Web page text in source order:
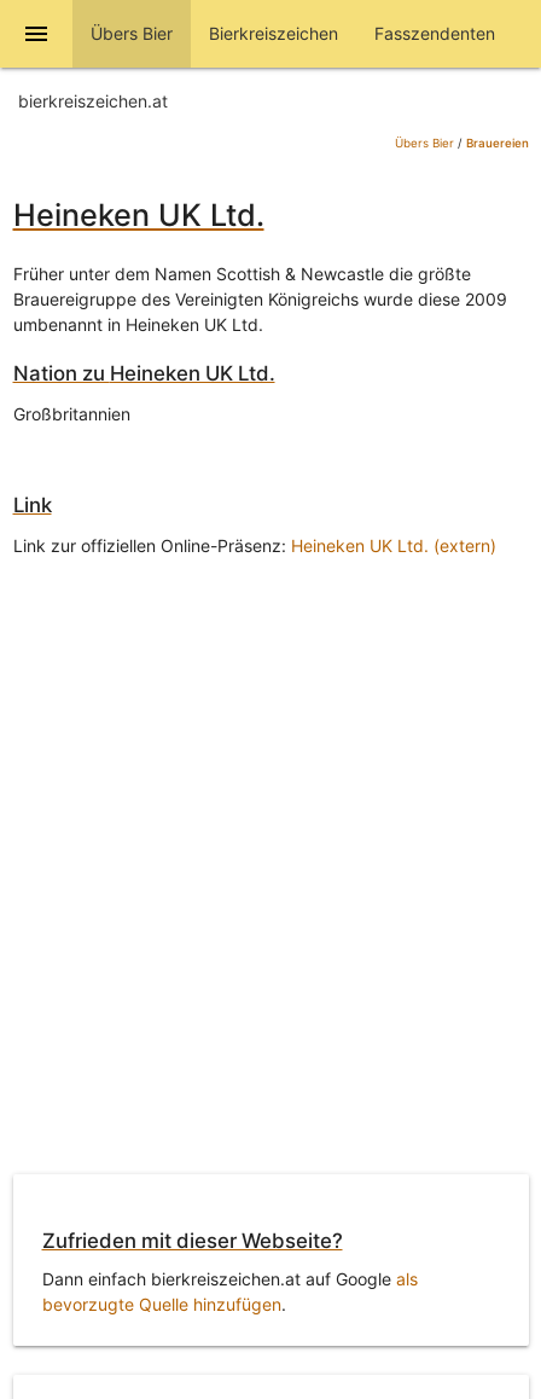
menu Übers Bier Bierkreiszeichen Fasszendenten
bierkreiszeichen.at
Übers Bier/ Brauereien
Heineken UK Ltd.
Früher unter dem Namen Scottish & Newcastle die größte
Brauereigruppe des Vereinigten Königreichs wurde diese 2009
umbenannt in Heineken UK Ltd.
Nation zu Heineken UK Ltd.
Großbritannien
Link
Link zur offiziellen Online-Präsenz: Heineken UK Ltd. (extern)
Zufrieden mit dieser Webseite?
Dann einfach bierkreiszeichen.at auf Google als
bevorzugte Quelle hinzufügen.